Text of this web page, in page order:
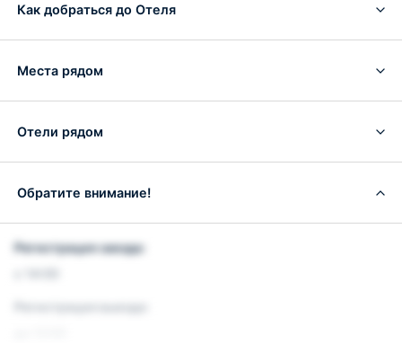
Как добраться до Отеля
Места рядом
Отели рядом
Обратите внимание!
Регистрация заезда: